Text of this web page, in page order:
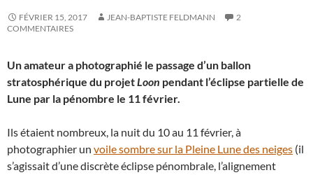
FÉVRIER 15, 2017 JEAN-BAPTISTE FELDMANN
2
COMMENTAIRES
Un amateur a photographié le passage d’un ballon
stratosphérique du projetLoon pendant l’éclipse partielle de
Lune par la pénombre le 11 février.
Ils étaient nombreux, la nuit du 10 au 11 février, à
photographier un voile sombre sur la Pleine Lune des neiges (il
s’agissait d’une discrète éclipse pénombrale, l’alignement